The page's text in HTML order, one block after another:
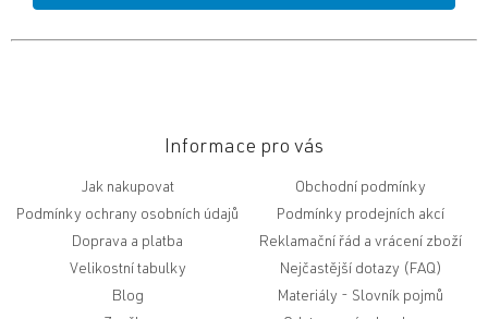
Informace pro vás
Jak nakupovat
Obchodní podmínky
Podmínky ochrany osobních údajů
Podmínky prodejních akcí
Doprava a platba
Reklamační řád a vrácení zboží
Velikostní tabulky
Nejčastější dotazy (FAQ)
Blog
Slovník pojmů